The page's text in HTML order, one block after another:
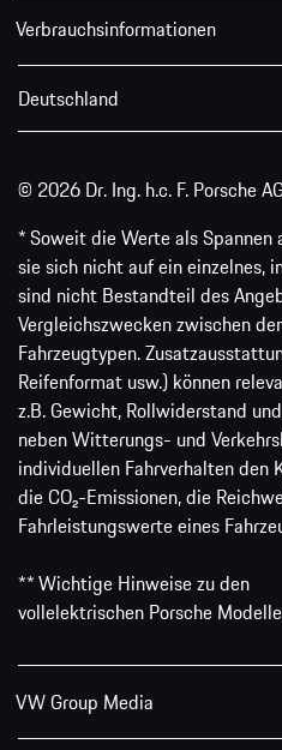
Verbrauchsinformationen
Deutschland
© 2026 Dr. Ing. h.c. F. Porsche
* Soweit die Werte als Spannen
sie sich nicht auf ein einzelnes,
sind nicht Bestandteil des
Vergleichszwecken zwischen
Fahrzeugtypen.
Reifenformat usw.) können
z.B. Gewicht, Rollwiderstand
neben Witterungs- und
individuellen Fahrverhalten
die CO₂-Emissionen, die
Fahrleistungswerte eines
** Wichtige Hinweise zu den
vollelektrischen Porsche
VW Group Media